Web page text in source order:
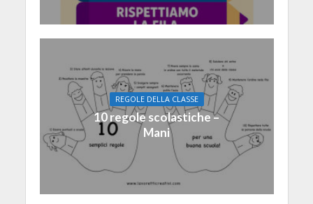
REGOLE DELLA CLASSE
10 regole scolastiche –
Mani